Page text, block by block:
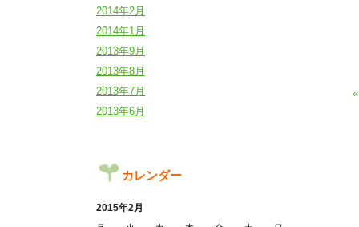
2014年2月
2014年1月
2013年9月
2013年8月
2013年7月
2013年6月
カレンダー
2015年2月